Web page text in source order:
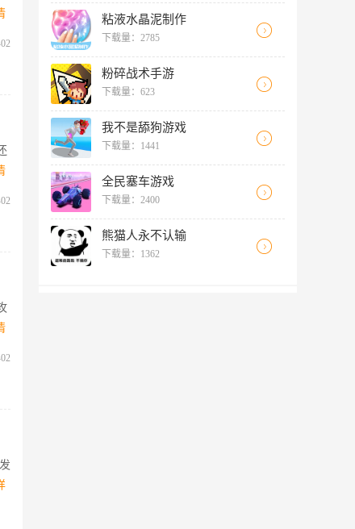
粘液水晶泥制作
下载量：2785
粉碎战术手游
下载量：623
我不是舔狗游戏
下载量：1441
全民塞车游戏
下载量：2400
熊猫人永不认输
下载量：1362